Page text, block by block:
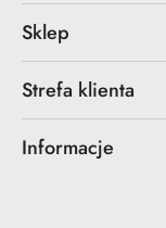
Sklep
Strefa klienta
Informacje